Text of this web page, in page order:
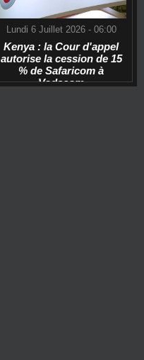
Lundi 6 Juillet 2026 - 06:00
Kenya : la Cour d'appel
autorise la cession de 15
% de Safaricom à
Vodacom